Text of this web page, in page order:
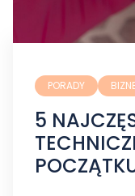
PORADY
5